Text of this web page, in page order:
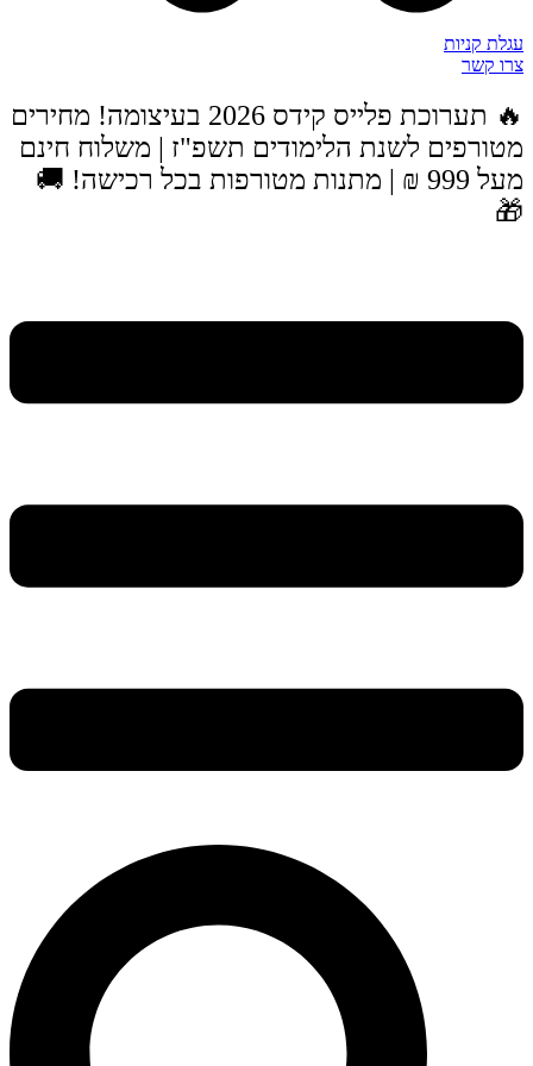
קניות
קשר
🔥 תערוכת פלייס קידס 2026 בעיצומה! מחירים
לשנת הלימודים תשפ"ז | משלוח חינם
מעל 999 ₪ | מתנות מטורפות בכל רכישה! 🚚